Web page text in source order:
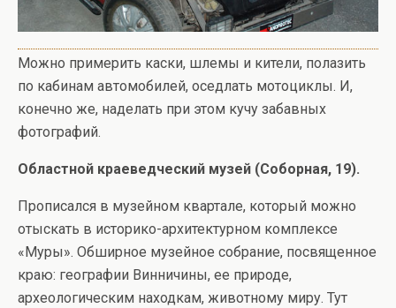
Можно примерить каски, шлемы и кители, полазить
по кабинам автомобилей, оседлать мотоциклы. И,
конечно же, наделать при этом кучу забавных
фотографий.
Областной краеведческий музей (Соборная, 19).
Прописался в музейном квартале, который можно
отыскать в историко-архитектурном комплексе
«Муры». Обширное музейное собрание, посвященное
краю: географии Винничины, ее природе,
археологическим находкам, животному миру. Тут